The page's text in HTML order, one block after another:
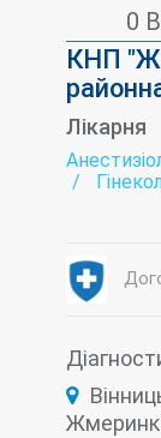
0
КНП
Лікарня